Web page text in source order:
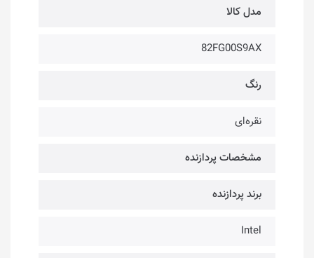
مدل کالا
82FG00S9AX
رنگ
نقره‌ای
مشخصات پردازنده
برند پردازنده
Intel